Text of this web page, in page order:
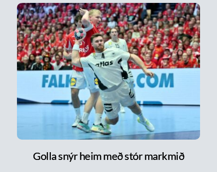
Golla snýr heim með stór markmið